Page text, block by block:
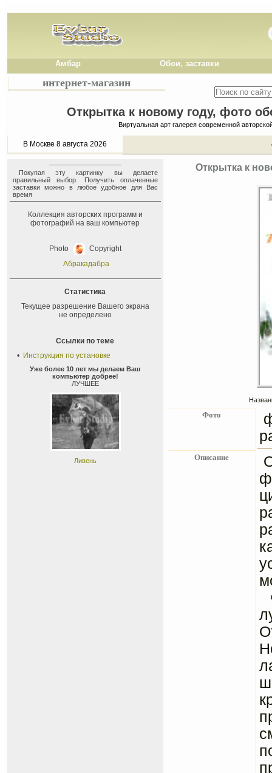
Амбар Обои, заставки
интернет-магазин
Открытка к новому году, фото
Виртуальная арт галерея современной
В Москве 8 августа 2026
Покупая эту картинку вы делаете
правильный выбор. Получить оплаченные
заставки можно в любое удобное для Вас
время
Коллекция авторских программ и
фотографий на ваш компьютер
Photo
Copyright
Абракадабра
Статистика
Текущее разрешение Вашего экрана
не определено
Ссылки по теме
• Инструкция по установке
Уже более 10 лет мы делаем Ваш
компьютер добрее!
ЛУЧШЕЕ
Ливень
Открытка к
Фото
Описание